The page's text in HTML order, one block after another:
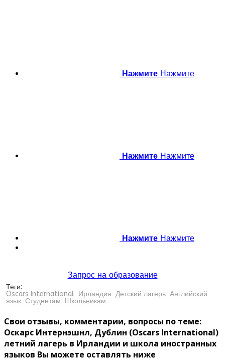
Нажмите Нажмите
Нажмите Нажмите
Нажмите Нажмите
Запрос на образование
Теги:
Oscars International Ирландия Детский лагерь Английский
язык Студентам Школьникам
Свои отзывы, комментарии, вопросы по теме:
Оскарс Интернэшнл, Дублин (Oscars International)
летний лагерь в Ирландии и школа иностранных
языков Вы можете оставлять ниже